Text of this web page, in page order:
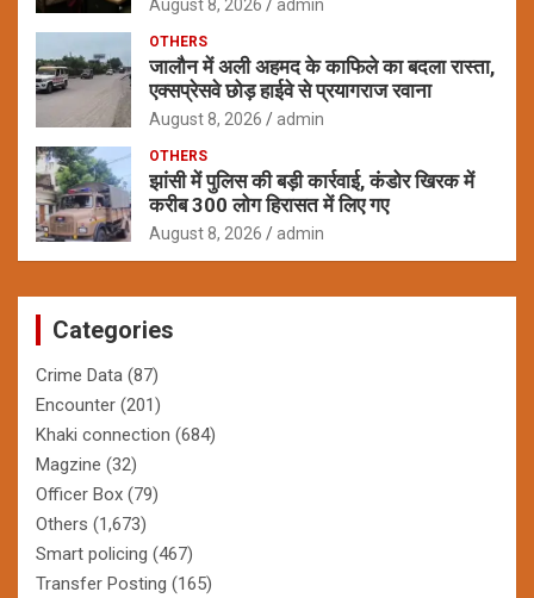
August 8, 2026 admin
OTHERS
जालौन में अली अहमद के काफिले का बदला रास्ता,
एक्सप्रेसवे छोड़ हाईवे से प्रयागराज रवाना
August 8, 2026 admin
OTHERS
झांसी में पुलिस की बड़ी कार्रवाई, कंडोर खिरक में
करीब 300 लोग हिरासत में लिए गए
August 8, 2026 admin
Categories
Crime Data (87)
Encounter (201)
Khaki connection (684)
Magzine (32)
Officer Box (79)
Others (1,673)
Smart policing (467)
Transfer Posting (165)